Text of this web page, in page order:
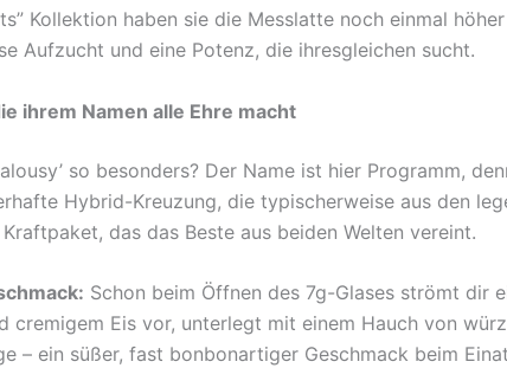
Kollektion haben sie die Messlatte noch einmal
Aufzucht und eine Potenz, die ihresgleichen sucht.
ihrem Namen alle Ehre macht
so besonders? Der Name ist hier Programm,
Hybrid-Kreuzung, die typischerweise aus den
das das Beste aus beiden Welten vereint.
Schon beim Öffnen des 7g-Glases strömt dir
cremigem Eis vor, unterlegt mit einem Hauch von
– ein süßer, fast bonbonartiger Geschmack beim